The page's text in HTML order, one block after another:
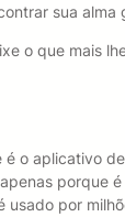
sua alma
o que mais
é o aplicativo
porque
usado por